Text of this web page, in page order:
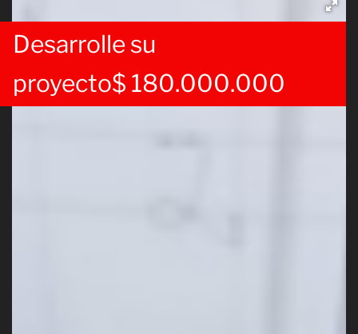
Desarrolle su
proyecto$ 180.000.000